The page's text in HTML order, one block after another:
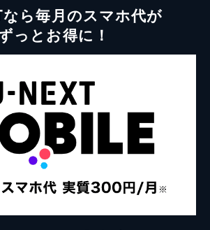
ら毎月のスマホ代が
っとお得に！